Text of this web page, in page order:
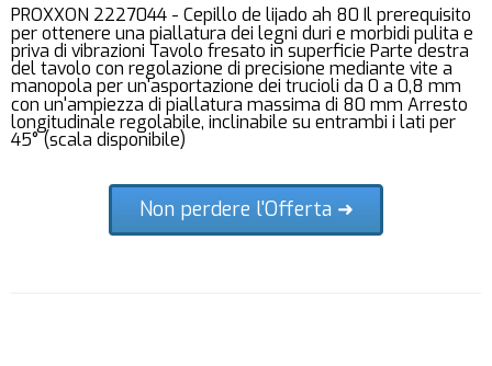
PROXXON 2227044 - Cepillo de lijado ah 80 Il prerequisito
per ottenere una piallatura dei legni duri e morbidi pulita e
priva di vibrazioni Tavolo fresato in superficie Parte destra
del tavolo con regolazione di precisione mediante vite a
manopola per un'asportazione dei trucioli da 0 a 0,8 mm
con un'ampiezza di piallatura massima di 80 mm Arresto
longitudinale regolabile, inclinabile su entrambi i lati per
45° (scala disponibile)
Non perdere l'Offerta ➜